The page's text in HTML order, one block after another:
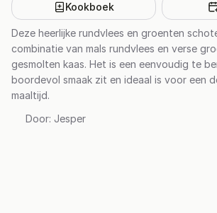
Kookboek
Deze heerlijke rundvlees en groenten
combinatie van mals rundvlees en verse
gesmolten kaas. Het is een eenvoudig te
boordevol smaak zit en ideaal is voor een
maaltijd.
Door: Jesper